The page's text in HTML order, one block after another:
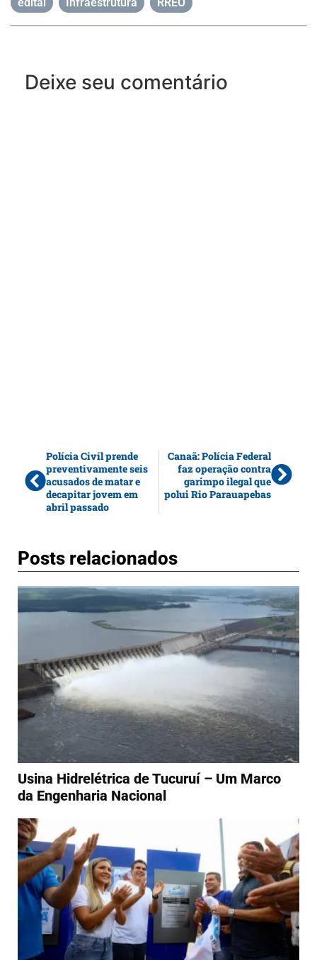
Deixe seu comentário
Polícia Civil prende
preventivamente seis
acusados de matar e
decapitar jovem em
abril passado
Canaã: Polícia Federal
faz operação contra
garimpo ilegal que
polui Rio Parauapebas
Posts relacionados
Usina Hidrelétrica de Tucuruí – Um Marco
da Engenharia Nacional